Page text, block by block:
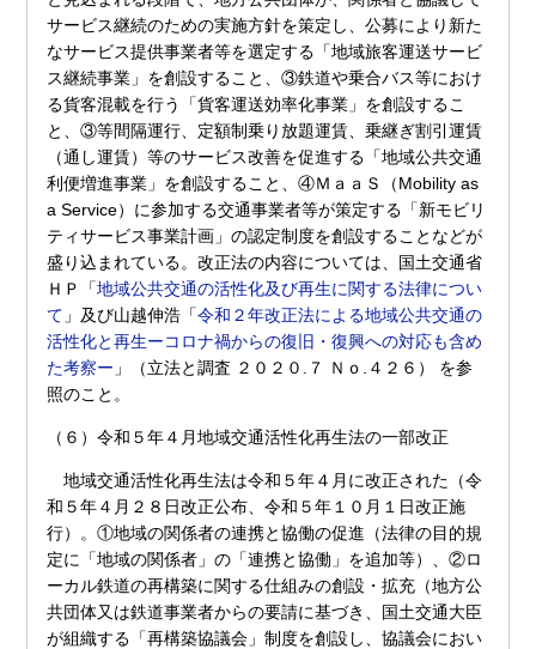
サービス継続のための実施方針を策定し、公募により新た
なサービス提供事業者等を選定する「地域旅客運送サービ
ス継続事業」を創設すること、③鉄道や乗合バス等におけ
る貨客混載を行う「貨客運送効率化事業」を創設するこ
と、③等間隔運行、定額制乗り放題運賃、乗継ぎ割引運賃
（通し運賃）等のサービス改善を促進する「地域公共交通
利便増進事業」を創設すること、④ＭａａＳ（Mobility as
a Service）に参加する交通事業者等が策定する「新モビリ
ティサービス事業計画」の認定制度を創設することなどが
盛り込まれている。改正法の内容については、国土交通省
ＨＰ「地域公共交通の活性化及び再生に関する法律につい
て 」及び山越伸浩「令和２年改正法による地域公共交通の
活性化と再生ーコロナ禍からの復旧・復興への対応も含め
た考察ー 」（立法と調査 ２０２０.７ Ｎｏ.４２６） を参
照のこと。
（６）令和５年４月地域交通活性化再生法の一部改正
地域交通活性化再生法は令和５年４月に改正された（令
和５年４月２８日改正公布、令和５年１０月１日改正施
行）。①地域の関係者の連携と協働の促進（法律の目的規
定に「地域の関係者」の「連携と協働」を追加等）、②ロ
ーカル鉄道の再構築に関する仕組みの創設・拡充（地方公
共団体又は鉄道事業者からの要請に基づき、国土交通大臣
が組織する「再構築協議会」制度を創設し、協議会におい